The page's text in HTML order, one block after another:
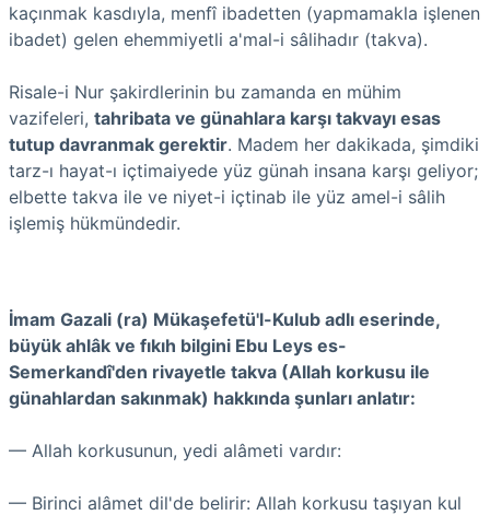
kaçınmak kasdıyla, menfî ibadetten (yapmamakla işlenen
ibadet) gelen ehemmiyetli a'mal-i sâlihadır (takva).
Risale-i Nur şakirdlerinin bu zamanda en mühim
vazifeleri, tahribata ve günahlara karşı takvayı esas
tutup davranmak gerektir. Madem her dakikada, şimdiki
tarz-ı hayat-ı içtimaiyede yüz günah insana karşı geliyor;
elbette takva ile ve niyet-i içtinab ile yüz amel-i sâlih
işlemiş hükmündedir.
İmam Gazali (ra) Mükaşefetü'l-Kulub adlı eserinde,
büyük ahlâk ve fıkıh bilgini Ebu Leys es-
Semerkandî'den rivayetle takva (Allah korkusu ile
günahlardan sakınmak) hakkında şunları anlatır:
— Allah korkusunun, yedi alâmeti vardır:
— Birinci alâmet dil'de belirir: Allah korkusu taşıyan kul